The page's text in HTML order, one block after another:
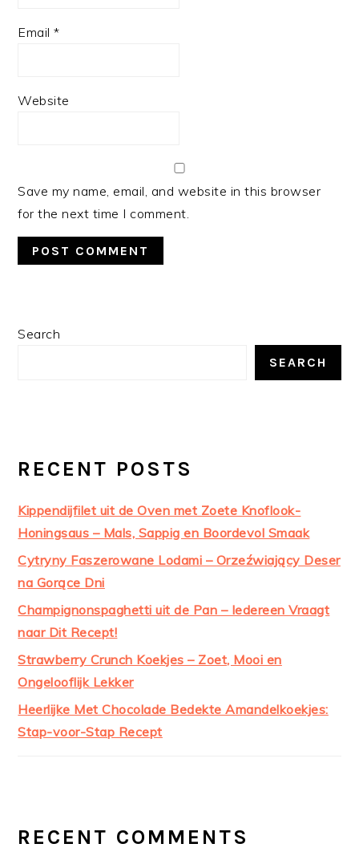
Email*
Website
Save my name, email, and website in this browser
for the next time I comment.
PRIMARY
Search
SEARCH
RECENT POSTS
Kippendijfilet uit de Oven met Zoete Knoflook-
Honingsaus – Mals, Sappig en Boordevol Smaak
Cytryny Faszerowane Lodami – Orzeźwiający Deser
na Gorące Dni
Champignonspaghetti uit de Pan – Iedereen Vraagt
naar Dit Recept!
Strawberry Crunch Koekjes – Zoet, Mooi en
Ongelooflijk Lekker
Heerlijke Met Chocolade Bedekte Amandelkoekjes:
Stap-voor-Stap Recept
RECENT COMMENTS